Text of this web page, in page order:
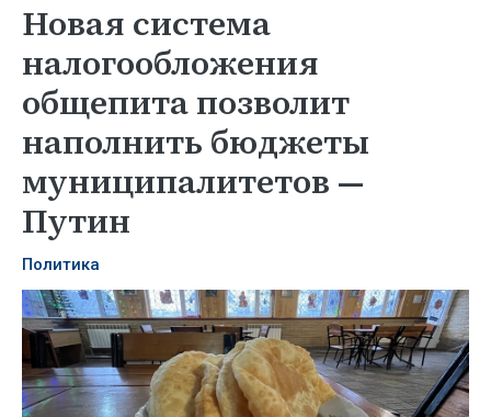
Новая система
налогообложения
общепита позволит
наполнить бюджеты
муниципалитетов —
Путин
Политика